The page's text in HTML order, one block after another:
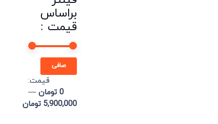
براساس
قیمت :
صافی
قيمت:
0 تومان
—
5,900,000 تومان